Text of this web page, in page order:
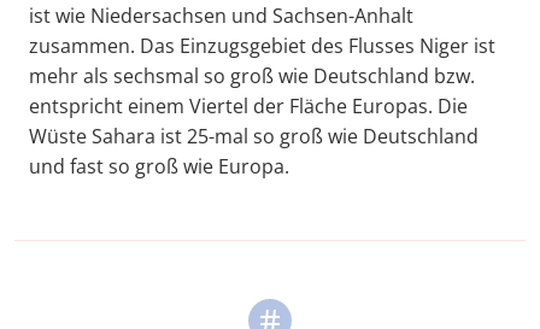
ist wie Niedersachsen und Sachsen-Anhalt
zusammen. Das Einzugsgebiet des Flusses Niger ist
mehr als sechsmal so groß wie Deutschland bzw.
entspricht einem Viertel der Fläche Europas. Die
Wüste Sahara ist 25-mal so groß wie Deutschland
und fast so groß wie Europa.